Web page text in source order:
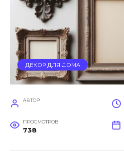
ДЕКОР ДЛЯ ДОМА
АВТОР
ПРОСМОТРОВ
738